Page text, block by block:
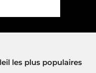
les plus populaires